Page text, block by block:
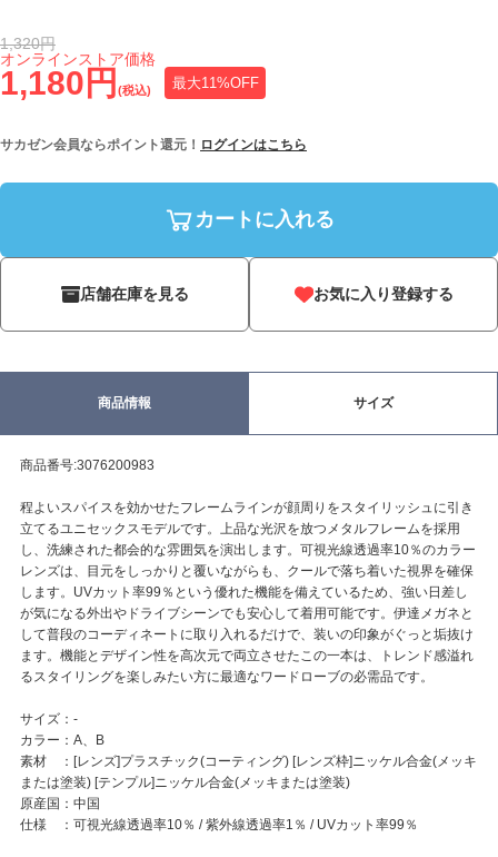
1,180円 (税込) 最大11%OFF
オンラインストア価格
1,320円
サカゼン会員ならポイント還元！ ログインはこちら
カートに入れる
店舗在庫を見る お気に入り登録する
商品情報 サイズ
商品番号:3076200983
程よいスパイスを効かせたフレームラインが顔周りをスタイリッシュに引き
立てるユニセックスモデルです。上品な光沢を放つメタルフレームを採用
し、洗練された都会的な雰囲気を演出します。可視光線透過率10％のカラー
レンズは、目元をしっかりと覆いながらも、クールで落ち着いた視界を確保
します。UVカット率99％という優れた機能を備えているため、強い日差し
が気になる外出やドライブシーンでも安心して着用可能です。伊達メガネと
して普段のコーディネートに取り入れるだけで、装いの印象がぐっと垢抜け
ます。機能とデザイン性を高次元で両立させたこの一本は、トレンド感溢れ
るスタイリングを楽しみたい方に最適なワードローブの必需品です。
サイズ：-
カラー：A、B
素材 ：[レンズ]プラスチック(コーティング) [レンズ枠]ニッケル合金(メッキ
または塗装) [テンプル]ニッケル合金(メッキまたは塗装)
原産国：中国
仕様 ：可視光線透過率10％ / 紫外線透過率1％ / UVカット率99％